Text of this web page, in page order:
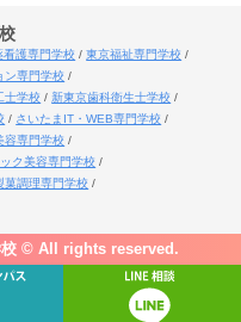
看護専門学校
東京福祉専門学校
ン専門学校
士学校
新東京歯科衛生士学校
さいたまIT・WEB専門学校
容専門学校
ク美容専門学校
菓調理専門学校
校 © All rights reserved.